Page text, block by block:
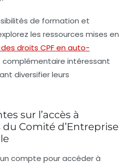
de formation et
les ressources mises en
droits CPF en auto-
complémentaire intéressant
diversifier leurs
sur l’accès à
du Comité d’Entreprise
compte pour accéder à